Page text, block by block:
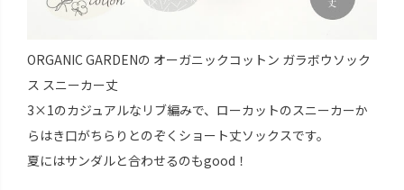
ORGANIC GARDENの オーガニックコットン ガラボウソック
ス スニーカー丈
3×1のカジュアルなリブ編みで、ローカットのスニーカーか
らはき口がちらりとのぞくショート丈ソックスです。
夏にはサンダルと合わせるのもgood！